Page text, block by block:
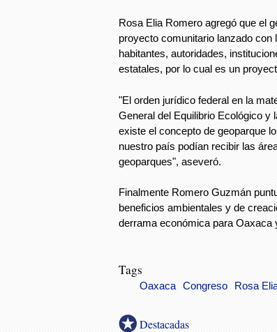
Rosa Elia Romero agregó que el
proyecto comunitario lanzado con
habitantes, autoridades,
estatales, por lo cual es un
"El orden jurídico federal en la
General del Equilibrio Ecológico y
existe el concepto de geoparque
nuestro país podían recibir las
geoparques", aseveró.
Finalmente Romero Guzmán
beneficios ambientales y de
derrama económica para Oaxaca
Tags
Oaxaca Congreso Rosa
Destacadas